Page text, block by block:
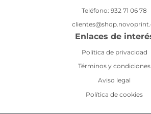
Teléfono: 932 71 06 78
Enlaces de
Política de privacidad
Términos y condiciones
Aviso legal
Política de cookies